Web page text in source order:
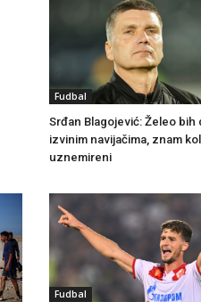
Fudbal
Srđan Blagojević: Želeo bih
izvinim navijačima, znam
uznemireni
Fudbal